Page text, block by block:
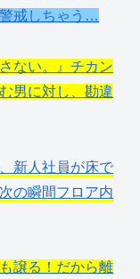
戒しちゃう…
ない。』チカン
男に対し、勘違
新人社員が床で
の瞬間フロア内
譲る！だから離